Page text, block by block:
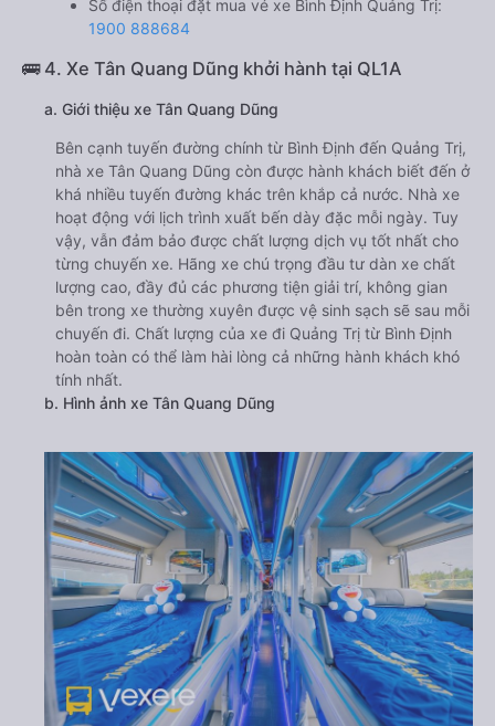
Số điện thoại đặt mua vé xe Bình Định Quảng Trị:
1900 888684
🚌 4. Xe Tân Quang Dũng khởi hành tại QL1A
a. Giới thiệu xe Tân Quang Dũng
Bên cạnh tuyến đường chính từ Bình Định đến Quảng Trị,
nhà xe Tân Quang Dũng còn được hành khách biết đến ở
khá nhiều tuyến đường khác trên khắp cả nước. Nhà xe
hoạt động với lịch trình xuất bến dày đặc mỗi ngày. Tuy
vậy, vẫn đảm bảo được chất lượng dịch vụ tốt nhất cho
từng chuyến xe. Hãng xe chú trọng đầu tư dàn xe chất
lượng cao, đầy đủ các phương tiện giải trí, không gian
bên trong xe thường xuyên được vệ sinh sạch sẽ sau mỗi
chuyến đi. Chất lượng của xe đi Quảng Trị từ Bình Định
hoàn toàn có thể làm hài lòng cả những hành khách khó
tính nhất.
b. Hình ảnh xe Tân Quang Dũng